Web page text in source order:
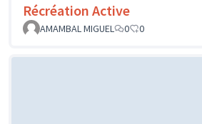
Récréation Active
AMAMBAL MIGUEL
0 0